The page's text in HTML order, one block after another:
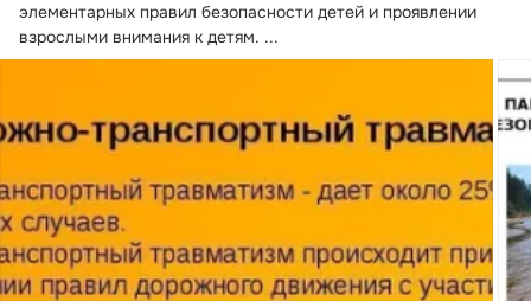
элементарных правил безопасности детей и проявлении
взрослыми внимания к детям. ...